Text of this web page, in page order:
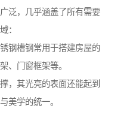
泛，几乎涵盖了所有需要
：
钢槽钢常用于搭建房屋的
、门窗框架等。
，其光亮的表面还能起到
美学的统一。